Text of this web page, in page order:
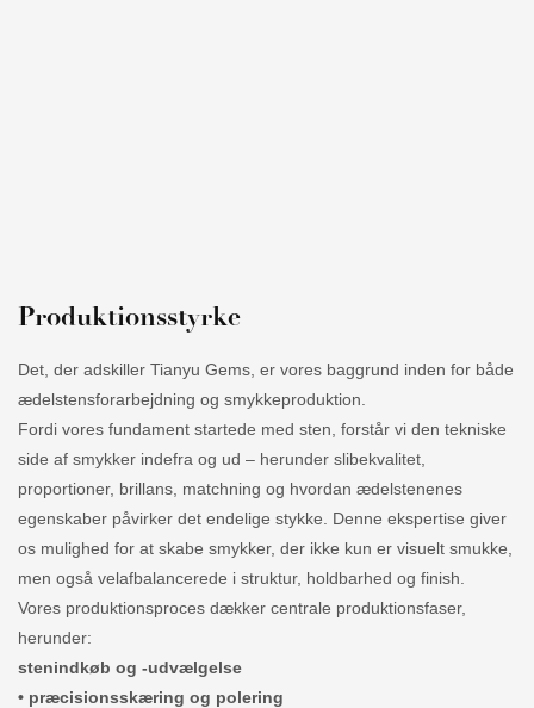
Produktionsstyrke
Det, der adskiller Tianyu Gems, er vores baggrund inden for både
ædelstensforarbejdning og smykkeproduktion.
Fordi vores fundament startede med sten, forstår vi den tekniske
side af smykker indefra og ud – herunder slibekvalitet,
proportioner, brillans, matchning og hvordan ædelstenenes
egenskaber påvirker det endelige stykke. Denne ekspertise giver
os mulighed for at skabe smykker, der ikke kun er visuelt smukke,
men også velafbalancerede i struktur, holdbarhed og finish.
Vores produktionsproces dækker centrale produktionsfaser,
herunder:
stenindkøb og -udvælgelse
• præcisionsskæring og polering